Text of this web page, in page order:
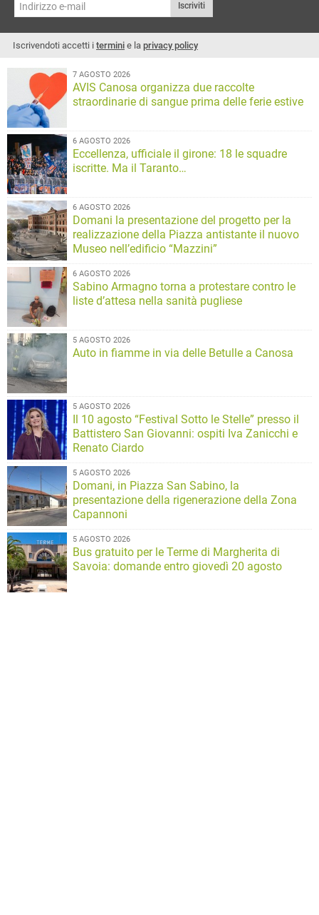
Iscriviti
Iscrivendoti accetti i termini e la privacy policy
7 AGOSTO 2026
AVIS Canosa organizza due raccolte
straordinarie di sangue prima delle ferie estive
6 AGOSTO 2026
Eccellenza, ufficiale il girone: 18 le squadre
iscritte. Ma il Taranto…
6 AGOSTO 2026
Domani la presentazione del progetto per la
realizzazione della Piazza antistante il nuovo
Museo nell’edificio “Mazzini”
6 AGOSTO 2026
Sabino Armagno torna a protestare contro le
liste d’attesa nella sanità pugliese
5 AGOSTO 2026
Auto in fiamme in via delle Betulle a Canosa
5 AGOSTO 2026
Il 10 agosto “Festival Sotto le Stelle” presso il
Battistero San Giovanni: ospiti Iva Zanicchi e
Renato Ciardo
5 AGOSTO 2026
Domani, in Piazza San Sabino, la
presentazione della rigenerazione della Zona
Capannoni
5 AGOSTO 2026
Bus gratuito per le Terme di Margherita di
Savoia: domande entro giovedì 20 agosto